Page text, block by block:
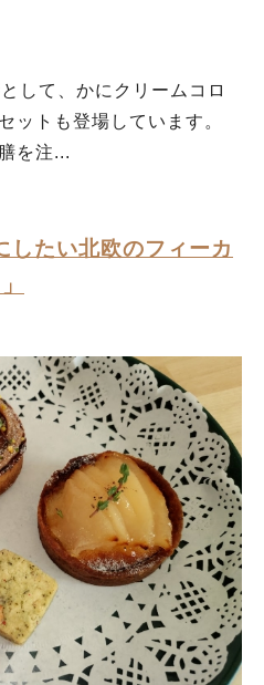
して、かにクリームコロ
ットも登場しています。
を注...
したい北欧のフィーカ